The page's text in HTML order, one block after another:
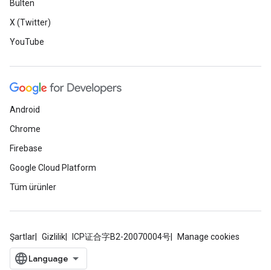
Bülten
X (Twitter)
YouTube
Android
Chrome
Firebase
Google Cloud Platform
Tüm ürünler
Şartlar Gizlilik ICP证合字B2-20070004号 Manage cookies